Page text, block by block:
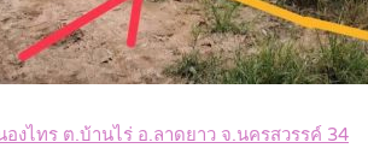
งไทร ต.บ้านไร่ อ.ลาดยาว จ.นครสวรรค์ 34